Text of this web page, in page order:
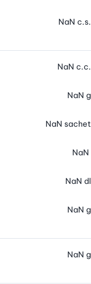
NaN c.s.
NaN c.c.
NaN g
NaN sachet
NaN
NaN dl
NaN g
NaN g